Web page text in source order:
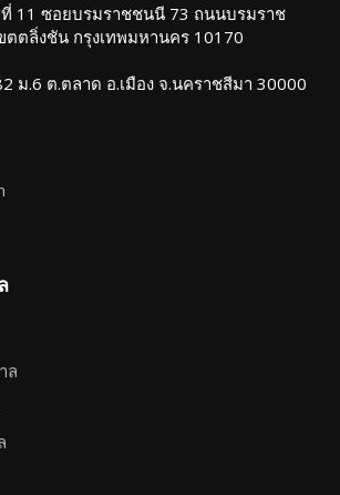
ที่ 11 ซอยบรมราชชนนี 73 ถนนบรมราช
ตลิ่งชัน กรุงเทพมหานคร 10170
ม.6 ต.ตลาด อ.เมือง จ.นคราชสีมา 30000
ล